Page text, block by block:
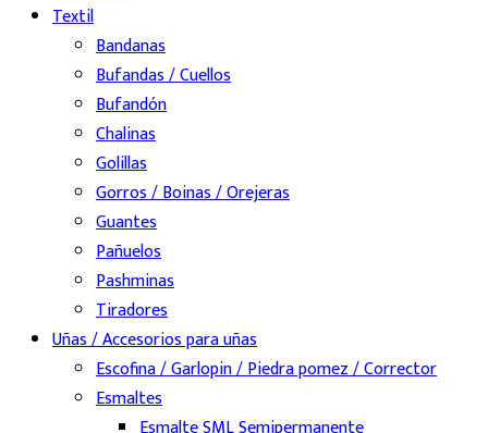
Textil
Bandanas
Bufandas / Cuellos
Bufandón
Chalinas
Golillas
Gorros / Boinas / Orejeras
Guantes
Pañuelos
Pashminas
Tiradores
Uñas / Accesorios para uñas
Escofina / Garlopin / Piedra pomez / Corrector
Esmaltes